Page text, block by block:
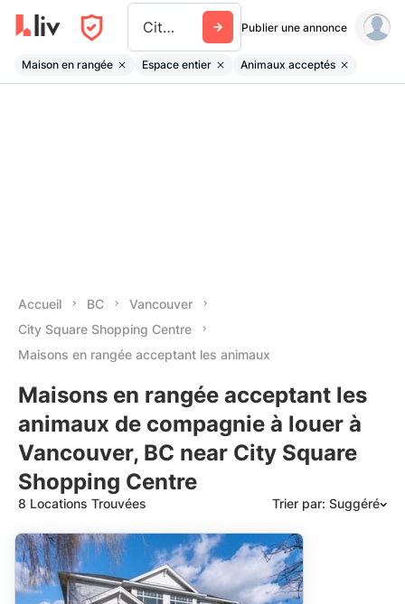
City Square Shopping Centre Publier une annonce
Maison en rangée Espace entier Animaux acceptés
Accueil BC
Vancouver
City Square Shopping Centre
Maisons en rangée acceptant les animaux
Maisons en rangée acceptant les
animaux de compagnie à louer à
Vancouver, BC near City Square
Shopping Centre
8 Locations Trouvées Trier par: Suggéré
Suggéré
Date: les plus récents d’abord